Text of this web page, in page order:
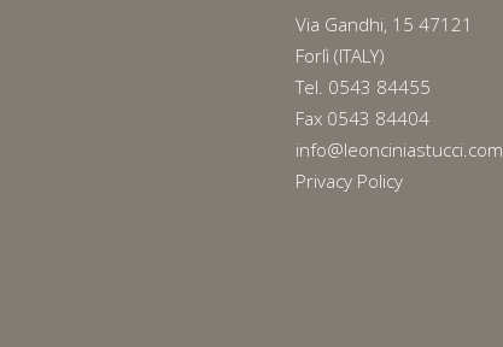
Via Gandhi, 15 47121
Forlì (ITALY)
Tel. 0543 84455
Fax 0543 84404
info@leonciniastucci.com
Privacy Policy